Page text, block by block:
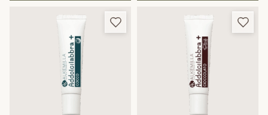
Добави в любими